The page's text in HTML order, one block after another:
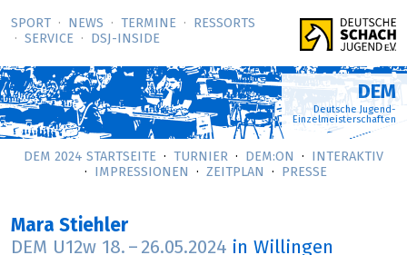
SPORT NEWS TERMINE
RESSORTS
SERVICE
DSJ-­INSIDE
DEM
Deutsche Jugend-
Einzelmeisterschaften
DEM 2024 STARTSEITE TURNIER DEM:ON
INTERAKTIV
IMPRESSIONEN
ZEITPLAN PRESSE
Mara Stiehler
DEM U12w 18. – 26.05.2024 in Willingen